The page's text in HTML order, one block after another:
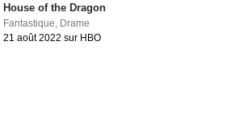
House of the Dragon
Fantastique Drame
21 août 2022 sur HBO